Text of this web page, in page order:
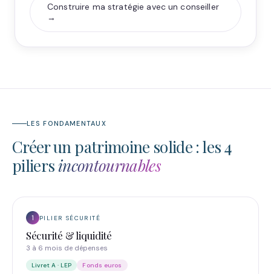
Construire ma stratégie avec un conseiller
→
LES FONDAMENTAUX
Créer un patrimoine solide : les 4
piliers incontournables
1 PILIER SÉCURITÉ
Sécurité & liquidité
3 à 6 mois de dépenses
Livret A · LEP Fonds euros